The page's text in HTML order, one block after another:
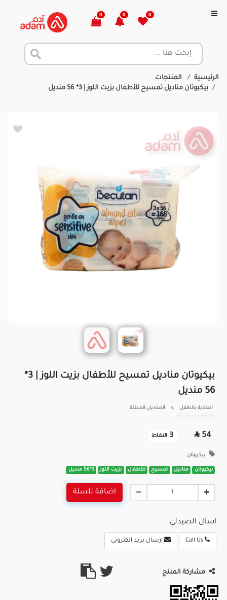
0
0
0
الرئيسية
المنتجات
بيكيوتان مناديل تمسيح للأطفال بزيت اللوز | 3* 56 منديل
بيكيوتان مناديل تمسيح للأطفال بزيت اللوز | 3*
56 منديل
العناية بالطفل > المناديل المبللة
54

3 النقاط
بيكيوتان
بيكيوتان مناديل تمسيح للأطفال بزيت اللوز 3*56 منديل
اضافة للسلة
اسأل الصيدلي
ارسال بريد الكترونى
مشاركة المنتج